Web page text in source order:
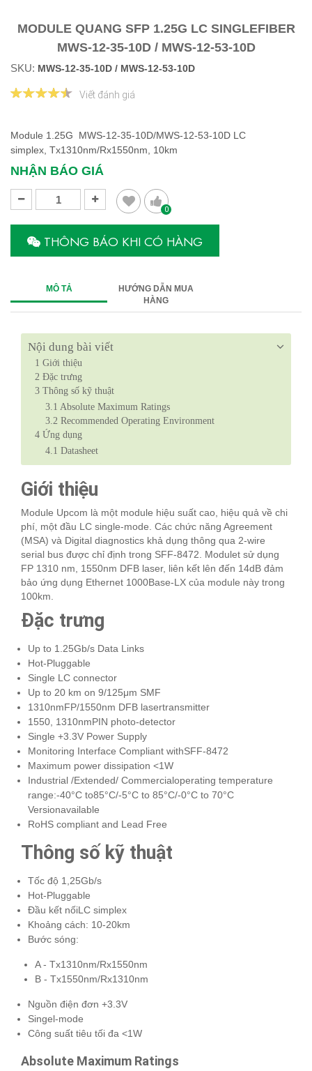
MODULE QUANG SFP 1.25G LC SINGLEFIBER
MWS-12-35-10D / MWS-12-53-10D
SKU: MWS-12-35-10D / MWS-12-53-10D
Viết đánh giá
​​​​​​Module 1.25G MWS-12-35-10D/MWS-12-53-10D LC
simplex, Tx1310nm/Rx1550nm, 10km
NHẬN BÁO GIÁ
0
THÔNG BÁO KHI CÓ HÀNG
MÔ TẢ
HƯỚNG DẪN MUA
HÀNG
Nội dung bài viết
1 Giới thiệu
2 Đặc trưng
3 Thông số kỹ thuật
3.1 Absolute Maximum Ratings
3.2 Recommended Operating Environment
4 Ứng dụng
4.1 Datasheet
Giới thiệu
Module Upcom là một module hiệu suất cao, hiệu quả về chi
phí, một đầu LC single-mode. Các chức năng Agreement
(MSA) và Digital diagnostics khả dụng thông qua 2-wire
serial bus được chỉ định trong SFF-8472. Modulet sử dụng
FP 1310 nm, 1550nm DFB laser, liên kết lên đến 14dB đảm
bảo ứng dụng Ethernet 1000Base-LX của module này trong
100km.
Đặc trưng
Up to 1.25Gb/s Data Links
Hot-Pluggable
Single LC connector
Up to 20 km on 9/125μm SMF
1310nmFP/1550nm DFB lasertransmitter
1550, 1310nmPIN photo-detector
Single +3.3V Power Supply
Monitoring Interface Compliant withSFF-8472
Maximum power dissipation <1W
Industrial /Extended/ Commercialoperating temperature
range:-40°C to85°C/-5°C to 85°C/-0°C to 70°C
Versionavailable
RoHS compliant and Lead Free
Thông số kỹ thuật
Tốc độ 1,25Gb/s
Hot-Pluggable
Đầu kết nốiLC simplex
Khoảng cách: 10-20km
Bước sóng:
A - Tx1310nm/Rx1550nm
B - Tx1550nm/Rx1310nm
Nguồn điện đơn +3.3V
Singel-mode
Công suất tiêu tối đa <1W
Absolute Maximum Ratings